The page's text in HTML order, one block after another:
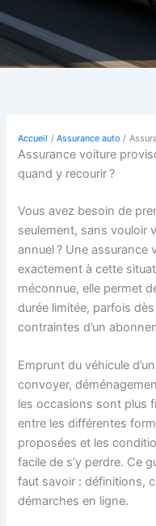
Accueil Assurance auto
Assurance voiture
quand y recourir ?
Vous avez besoin de
seulement, sans vouloir
annuel ? Une assurance
exactement à cette
méconnue, elle permet
durée limitée, parfois
contraintes d’un
Emprunt du véhicule
convoyer,
les occasions sont plus
entre les différentes
proposées et les
facile de s’y perdre. Ce
faut savoir : définitions,
démarches en ligne.